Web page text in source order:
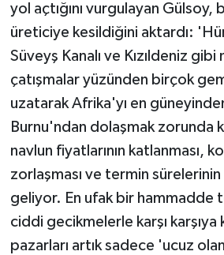
yol açtığını vurgulayan Gülsoy,
üreticiye kesildiğini aktardı:
Süveyş Kanalı ve Kızıldeniz
çatışmalar yüzünden birçok
uzatarak Afrika'yı en
Burnu'ndan dolaşmak zorunda
navlun fiyatlarının katlanması,
zorlaşması ve termin sürelerinin
geliyor. En ufak bir hammadde
ciddi gecikmelerle karşı karşıya
pazarları artık sadece 'ucuz